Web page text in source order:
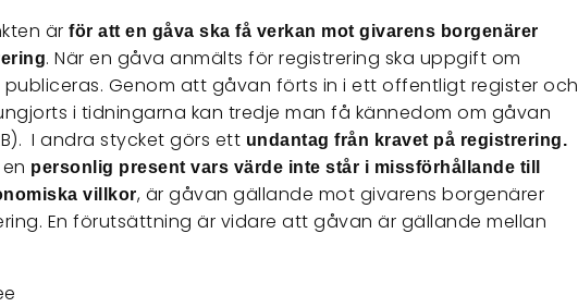
är för att en gåva ska få verkan mot givarens borgenärer
. När en gåva anmälts för registrering ska uppgift om
Genom att gåvan förts in i ett offentligt register och
i tidningarna kan tredje man få kännedom om gåvan
I andra stycket görs ett undantag från kravet på registrering.
personlig present vars värde inte står i missförhållande till
villkor, är gåvan gällande mot givarens borgenärer
En förutsättning är vidare att gåvan är gällande mellan